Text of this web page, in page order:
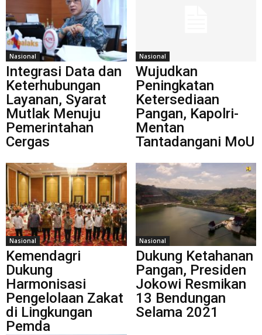
Nasional
Integrasi Data dan
Keterhubungan
Layanan, Syarat
Mutlak Menuju
Pemerintahan
Cergas
Nasional
Wujudkan
Peningkatan
Ketersediaan
Pangan, Kapolri-
Mentan
Tantadangani MoU
Nasional
Kemendagri
Dukung
Harmonisasi
Pengelolaan Zakat
di Lingkungan
Pemda
Nasional
Dukung Ketahanan
Pangan, Presiden
Jokowi Resmikan
13 Bendungan
Selama 2021